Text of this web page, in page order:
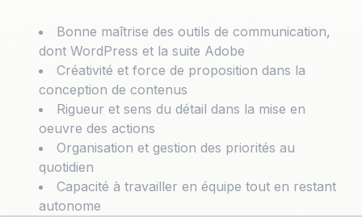
Bonne maîtrise des outils de communication,
dont WordPress et la suite Adobe
Créativité et force de proposition dans la
conception de contenus
Rigueur et sens du détail dans la mise en
oeuvre des actions
Organisation et gestion des priorités au
quotidien
Capacité à travailler en équipe tout en restant
autonome